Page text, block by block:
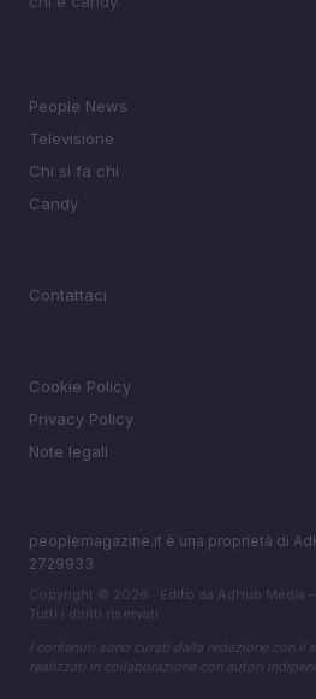
People News
Televisione
Chi si fa chi
Candy
Contattaci
Cookie Policy
Privacy Policy
Note legali
peoplemagazine.it è una proprietà di
2729933
Copyright © 2026 · Edito da AdHub Media
Tutti i diritti riservati
I contenuti sono curati dalla redazione con
realizzati in collaborazione con autori